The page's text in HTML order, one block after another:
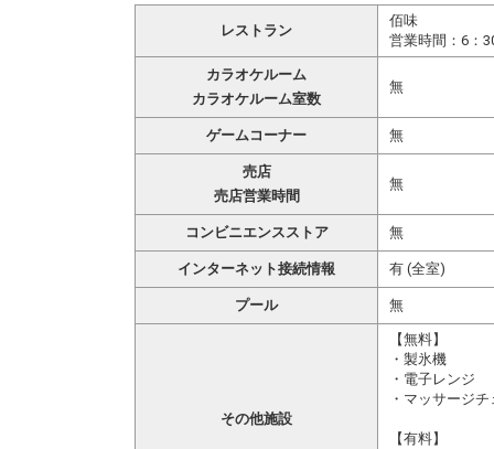
レストラン
佰味
営業時間：6：
カラオケルーム
カラオケルーム室数
無
ゲームコーナー 無
売店
売店営業時間
無
コンビニエンスストア 無
インターネット接続情報 有 (全室)
プール 無
その他施設
【無料】
・製氷機
・電子レンジ
・マッサージチ
【有料】